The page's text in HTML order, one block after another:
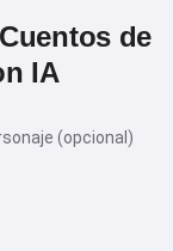
de
IA
(opcional)